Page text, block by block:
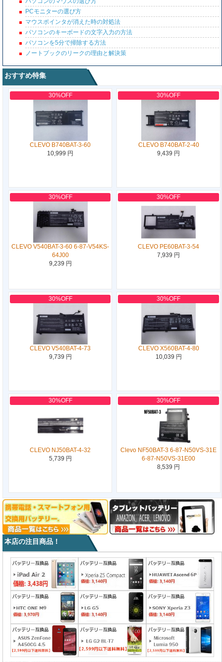
PCモニターの選び方
マウスポインタが消えた時の対処法
パソコンのキーボードの文字入力の方法
パソコンを5分で掃除する方法
ノートブックのリークの理由と解決策
おすすめ特集
30%OFF
CLEVO B740BAT-3-60
10,999 円
30%OFF
CLEVO B740BAT-2-40
9,439 円
30%OFF
CLEVO V540BAT-3-60 6-87-V54KS-
64J00
9,239 円
30%OFF
CLEVO PE60BAT-3-54
7,939 円
30%OFF
CLEVO V540BAT-4-73
9,739 円
30%OFF
CLEVO X560BAT-4-80
10,039 円
30%OFF
CLEVO NJ50BAT-4-32
5,739 円
30%OFF
Clevo NF50BAT-3 6-87-N50VS-31E
6-87-N50VS-31E00
8,539 円
本店の注目商品！